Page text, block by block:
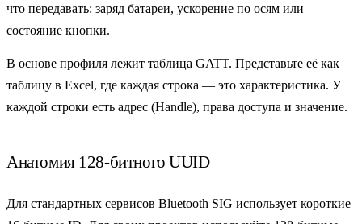
что передавать: заряд батареи, ускорение по осям или
состояние кнопки.
В основе профиля лежит таблица GATT. Представьте её как
таблицу в Excel, где каждая строка — это характеристика. У
каждой строки есть адрес (Handle), права доступа и значение.
Анатомия 128-битного UUID
Для стандартных сервисов Bluetooth SIG использует короткие